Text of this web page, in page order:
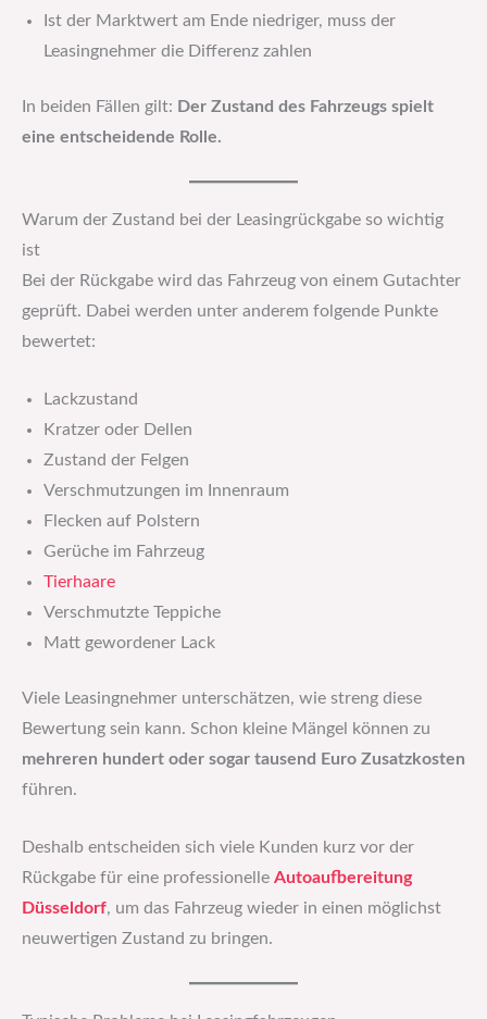
Ist der Marktwert am Ende niedriger, muss der
Leasingnehmer die Differenz zahlen
In beiden Fällen gilt: Der Zustand des Fahrzeugs spielt
eine entscheidende Rolle.
Warum der Zustand bei der Leasingrückgabe so wichtig
ist
Bei der Rückgabe wird das Fahrzeug von einem Gutachter
geprüft. Dabei werden unter anderem folgende Punkte
bewertet:
Lackzustand
Kratzer oder Dellen
Zustand der Felgen
Verschmutzungen im Innenraum
Flecken auf Polstern
Gerüche im Fahrzeug
Tierhaare
Verschmutzte Teppiche
Matt gewordener Lack
Viele Leasingnehmer unterschätzen, wie streng diese
Bewertung sein kann. Schon kleine Mängel können zu
mehreren hundert oder sogar tausend Euro Zusatzkosten
führen.
Deshalb entscheiden sich viele Kunden kurz vor der
Rückgabe für eine professionelle Autoaufbereitung
Düsseldorf, um das Fahrzeug wieder in einen möglichst
neuwertigen Zustand zu bringen.